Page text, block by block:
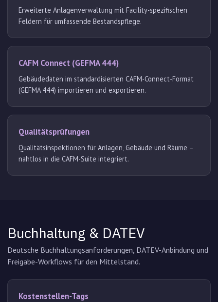
Erweiterte Anlagenverwaltung mit Facility-spezifischen
Feldern für umfassende Bestandspflege.
CAFM Connect (GEFMA 444)
Gebäudedaten im standardisierten CAFM-Connect-Format
(GEFMA 444) importieren und exportieren.
Qualitätsprüfungen
Qualitätsinspektionen für Anlagen, Gebäude und Räume –
nahtlos in die CAFM-Suite integriert.
Buchhaltung & DATEV
Deutsche Buchhaltungsanforderungen, DATEV-Anbindung und
Freigabe-Workflows für den Mittelstand.
Kostenstellen-Tags